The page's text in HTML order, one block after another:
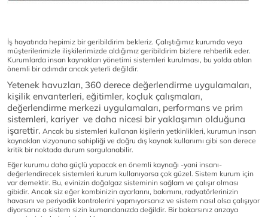
İş hayatında hepimiz bir geribildirim bekleriz. Çalıştığımız kurumda veya
müşterilerimizle ilişkilerimizde aldığımız geribildirim bizlere rehberlik eder.
Kurumlarda insan kaynakları yönetimi sistemleri kurulması, bu yolda atılan
önemli bir adımdır ancak yeterli değildir.
Yetenek havuzları, 360 derece değerlendirme uygulamaları,
kişilik envanterleri, eğitimler, koçluk çalışmaları,
değerlendirme merkezi uygulamaları, performans ve prim
sistemleri, kariyer ve daha nicesi bir yaklaşımın olduğuna
işarettir. Ancak bu sistemleri kullanan kişilerin yetkinlikleri, kurumun insan
kaynakları vizyonuna sahipliği ve doğru dış kaynak kullanımı gibi son derece
kritik bir noktada durum sorgulanabilir.
Eğer kurumu daha güçlü yapacak en önemli kaynağı -yani insanı-
değerlendirecek sistemleri kurum kullanıyorsa çok güzel. Sistem kurum için
var demektir. Bu, evinizin doğalgaz sisteminin sağlam ve çalışır olması
gibidir. Ancak siz eğer kombinizin ayarlarını, bakımını, radyatörlerinizin
havasını ve periyodik kontrolerini yapmıyorsanız ve sistem nasıl olsa çalışıyor
diyorsanız o sistem sizin kumandanızda değildir. Bir bakarsınız arızaya